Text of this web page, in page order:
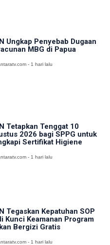
Ungkap Penyebab Dugaan
MBG di Papua
- 1 hari lalu
Tetapkan Tenggat 10
2026 bagi SPPG untuk
Sertifikat Higiene
- 1 hari lalu
Tegaskan Kepatuhan SOP
Kunci Keamanan Program
Bergizi Gratis
- 1 hari lalu